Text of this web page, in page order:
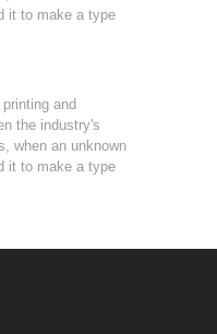
it to make a type
and
the industry's
when an unknown
it to make a type